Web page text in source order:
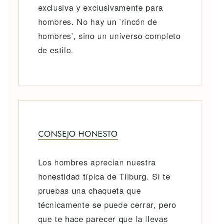
exclusiva y exclusivamente para
hombres. No hay un 'rincón de
hombres', sino un universo completo
de estilo.
CONSEJO HONESTO
Los hombres aprecian nuestra
honestidad típica de Tilburg. Si te
pruebas una chaqueta que
técnicamente se puede cerrar, pero
que te hace parecer que la llevas